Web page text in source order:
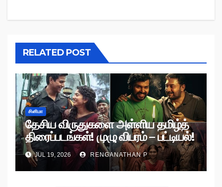
RELATED POST
சினிமா
தேசிய விருதுகளை அள்ளிய தமிழ்த்
திரைப்படங்கள்! முழு விபரம் – பட்டியல்!
JUL 19, 2026 RENGANATHAN P